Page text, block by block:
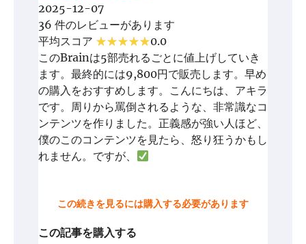
2025-12-07
36 件のレビューがあります
平均スコア
0.0
このBrainは5部売れるごとに値上げしていき
ます。最終的には9,800円で販売します。早め
の購入をおすすめします。こんにちは、アキラ
です。周りから罵倒されるような、非常識なコ
ンテンツを作りました。正義感が強い人ほど、
僕のこのコンテンツを見たら、怒り狂うかもし
れません。ですが、
この続きを見るには購入する必要があります
この記事を購入する